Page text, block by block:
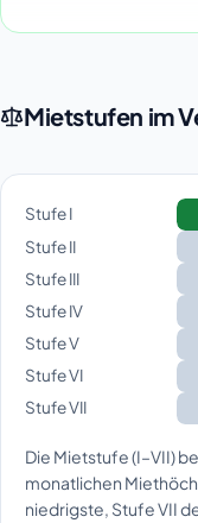
Mietstufen im
Stufe I
Stufe II
Stufe III
Stufe IV
Stufe V
Stufe VI
Stufe VII
Die Mietstufe (I–VII)
monatlichen
niedrigste, Stufe VII